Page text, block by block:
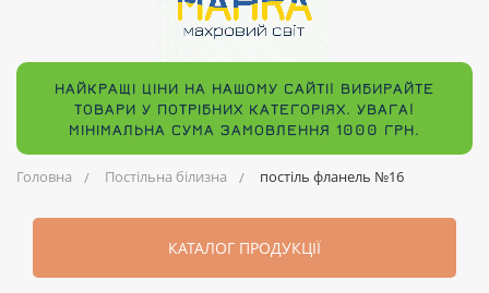
НАЙКРАЩІ ЦІНИ НА НАШОМУ САЙТІ! ВИБИРАЙТЕ
ТОВАРИ У ПОТРІБНИХ КАТЕГОРІЯХ. УВАГА!
МІНІМАЛЬНА СУМА ЗАМОВЛЕННЯ 1000 ГРН.
Головна Постільна білизна постіль фланель №16
КАТАЛОГ ПРОДУКЦІЇ